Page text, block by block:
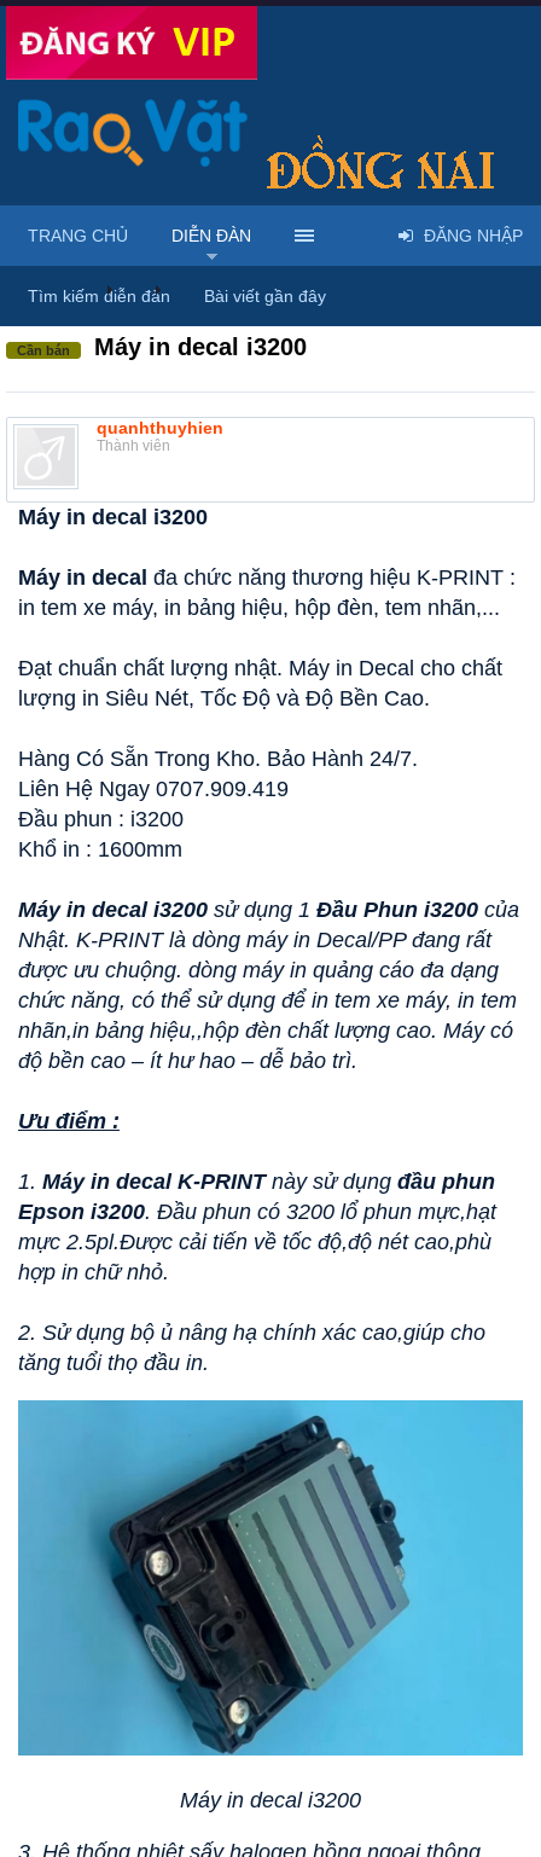
Diễn đàn ... Thiết bị điện & linh phụ kiện
Cần bán Máy in decal i3200
quanhthuyhien
Thành viên
Máy in decal i3200
Máy in decal đa chức năng thương hiệu K-PRINT :
in tem xe máy, in bảng hiệu, hộp đèn, tem nhãn,...
Đạt chuẩn chất lượng nhật. Máy in Decal cho chất
lượng in Siêu Nét, Tốc Độ và Độ Bền Cao.
Hàng Có Sẵn Trong Kho. Bảo Hành 24/7.
Liên Hệ Ngay 0707.909.419
Đầu phun : i3200
Khổ in : 1600mm
Máy in decal i3200 sử dụng 1 Đầu Phun i3200 của
Nhật. K-PRINT là dòng máy in Decal/PP đang rất
được ưu chuộng. dòng máy in quảng cáo đa dạng
chức năng, có thể sử dụng để in tem xe máy, in tem
nhãn,in bảng hiệu,,hộp đèn chất lượng cao. Máy có
độ bền cao – ít hư hao – dễ bảo trì.
Ưu điểm :
1. Máy in decal K-PRINTnày sử dụng đầu phun
Epson i3200. Đầu phun có 3200 lổ phun mực,hạt
mực 2.5pl.Được cải tiến về tốc độ,độ nét cao,phù
hợp in chữ nhỏ.
2. Sử dụng bộ ủ nâng hạ chính xác cao,giúp cho
tăng tuổi thọ đầu in.
Máy in decal i3200
3. Hệ thống nhiệt sấy halogen hồng ngoại thông
TRANG CHỦ DIỄN ĐÀN
Tìm kiếm diễn đàn Bài viết gần đây
ĐĂNG NHẬP